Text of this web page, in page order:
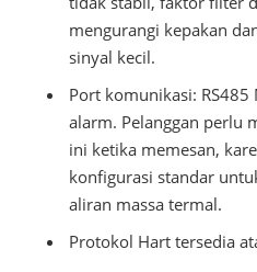
mengurangi kepakan
sinyal kecil.
Port komunikasi:
alarm. Pelanggan perlu
ini ketika memesan,
konfigurasi standar
aliran massa termal.
Protokol Hart tersedia